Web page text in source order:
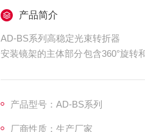
产品简介
AD-BS系列高稳定光束转折器
安装镜架的主体部分包含360°旋转
产品型号：AD-BS系列
厂商性质：生产厂家